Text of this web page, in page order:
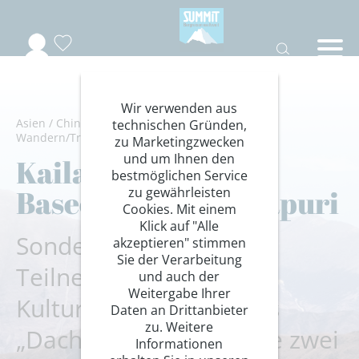
Asien / China-Tibet/Tibet-Kailash/Himalaya
Wandern/Trekking / Trekkingreisen
Kailash, Everest
Basecamp & Tirthapuri
Sondergruppe mit 10
Teilnehmern - Große
Kulturrundreise auf das
„Dach der Welt“ und die zwei
Wir verwenden aus
technischen Gründen,
zu Marketingzwecken
und um Ihnen den
bestmöglichen Service
zu gewährleisten
Cookies. Mit einem
Klick auf "Alle
akzeptieren" stimmen
Sie der Verarbeitung
und auch der
Weitergabe Ihrer
Daten an Drittanbieter
zu. Weitere
Informationen